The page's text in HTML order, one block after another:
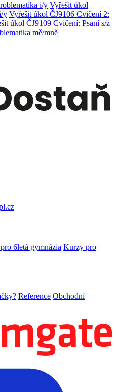
i/y Vyřešit úkol
y Vyřešit úkol ČJ9106 Cvičení 2:
úkol ČJ9109 Cvičení: Psaní s/z
mě/mně
6letá gymnázia Kurzy pro
Reference Obchodní